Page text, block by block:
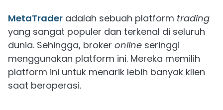
MetaTrader adalah sebuah platform trading
yang sangat populer dan terkenal di seluruh
dunia. Sehingga, broker online seringgi
menggunakan platform ini. Mereka memilih
platform ini untuk menarik lebih banyak klien
saat beroperasi.